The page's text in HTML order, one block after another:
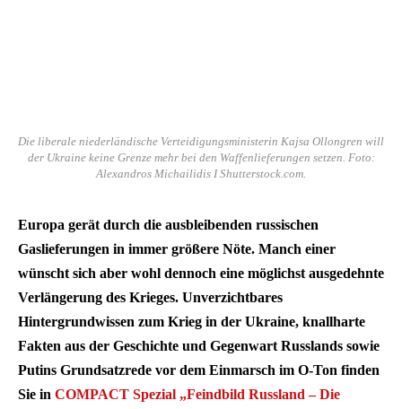
Die liberale niederländische Verteidigungsministerin Kajsa Ollongren will
der Ukraine keine Grenze mehr bei den Waffenlieferungen setzen. Foto:
Alexandros Michailidis I Shutterstock.com.
Europa gerät durch die ausbleibenden russischen
Gaslieferungen in immer größere Nöte. Manch einer
wünscht sich aber wohl dennoch eine möglichst ausgedehnte
Verlängerung des Krieges. Unverzichtbares
Hintergrundwissen zum Krieg in der Ukraine, knallharte
Fakten aus der Geschichte und Gegenwart Russlands sowie
Putins Grundsatzrede vor dem Einmarsch im O-Ton finden
Sie in COMPACT Spezial „Feindbild Russland – Die